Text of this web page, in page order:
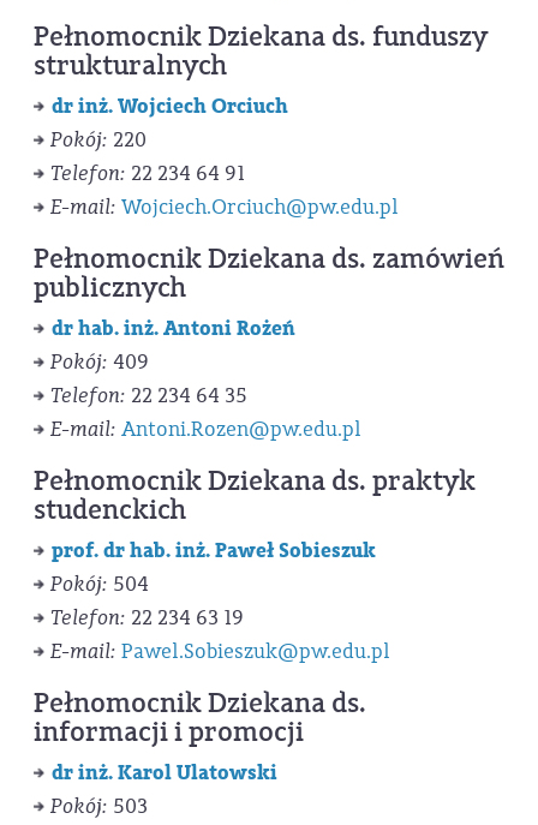
Pełnomocnik Dziekana ds. funduszy
strukturalnych
dr inż. Wojciech Orciuch
Pokój: 220
Telefon: 22 234 64 91
E-mail: Wojciech.Orciuch@pw.edu.pl
Pełnomocnik Dziekana ds. zamówień
publicznych
dr hab. inż. Antoni Rożeń
Pokój: 409
Telefon: 22 234 64 35
E-mail: Antoni.Rozen@pw.edu.pl
Pełnomocnik Dziekana ds. praktyk
studenckich
prof. dr hab. inż. Paweł Sobieszuk
Pokój: 504
Telefon: 22 234 63 19
E-mail: Pawel.Sobieszuk@pw.edu.pl
Pełnomocnik Dziekana ds.
informacji i promocji
dr inż. Karol Ulatowski
Pokój: 503